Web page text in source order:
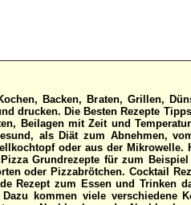
Backen, Braten, Grillen,
drucken. Die Besten Rezepte
Beilagen mit Zeit und
als Diät zum Abnehmen,
oder aus der Mikrowelle.
Grundrezepte für zum Beispiel
oder Pizzabrötchen. Cocktail
Rezept zum Essen und Trinken
kommen viele verschiedene